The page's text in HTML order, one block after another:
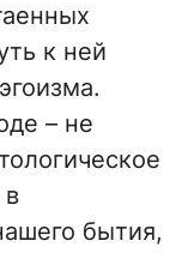
к ней
– не
в
бытия,